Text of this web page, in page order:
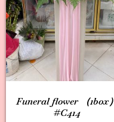
Funeral flower （1box）
#C414